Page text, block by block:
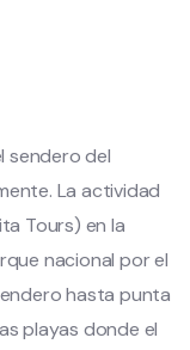
sendero del
La actividad
Tours) en la
nacional por el
hasta punta
playas donde el